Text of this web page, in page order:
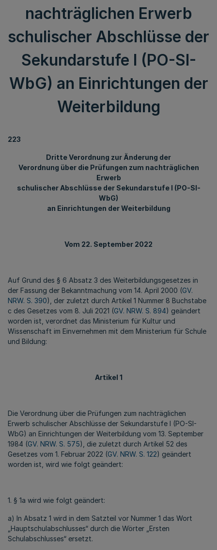
nachträglichen Erwerb
schulischer Abschlüsse der
Sekundarstufe I (PO-SI-
WbG) an Einrichtungen der
Weiterbildung
223
Dritte Verordnung zur Änderung der
Verordnung über die Prüfungen zum nachträglichen
Erwerb
schulischer Abschlüsse der Sekundarstufe I (PO-SI-
WbG)
an Einrichtungen der Weiterbildung
Vom 22. September 2022
Auf Grund des § 6 Absatz 3 des Weiterbildungsgesetzes in
der Fassung der Bekanntmachung vom 14. April 2000 (GV.
NRW. S. 390), der zuletzt durch Artikel 1 Nummer 8 Buchstabe
c des Gesetzes vom 8. Juli 2021 (GV. NRW. S. 894) geändert
worden ist, verordnet das Ministerium für Kultur und
Wissenschaft im Einvernehmen mit dem Ministerium für Schule
und Bildung:
Artikel 1
Die Verordnung über die Prüfungen zum nachträglichen
Erwerb schulischer Abschlüsse der Sekundarstufe I (PO-SI-
WbG) an Einrichtungen der Weiterbildung vom 13. September
1984 (GV. NRW. S. 575), die zuletzt durch Artikel 52 des
Gesetzes vom 1. Februar 2022 (GV. NRW. S. 122) geändert
worden ist, wird wie folgt geändert:
1. § 1a wird wie folgt geändert:
a) In Absatz 1 wird in dem Satzteil vor Nummer 1 das Wort
„Hauptschulabschlusses“ durch die Wörter „Ersten
Schulabschlusses“ ersetzt.